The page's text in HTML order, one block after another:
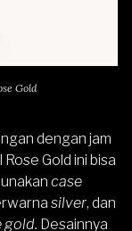
Gold
dengan jam
Rose Gold ini bisa
case
silver, dan
gold. Desainnya